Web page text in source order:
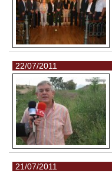
22/07/2011
21/07/2011